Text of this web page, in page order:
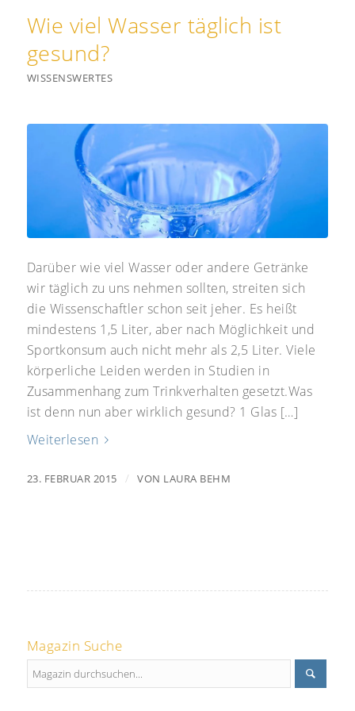
Wie viel Wasser täglich ist
gesund?
WISSENSWERTES
Darüber wie viel Wasser oder andere Getränke
wir täglich zu uns nehmen sollten, streiten sich
die Wissenschaftler schon seit jeher. Es heißt
mindestens 1,5 Liter, aber nach Möglichkeit und
Sportkonsum auch nicht mehr als 2,5 Liter. Viele
körperliche Leiden werden in Studien in
Zusammenhang zum Trinkverhalten gesetzt.Was
ist denn nun aber wirklich gesund? 1 Glas […]
Weiterlesen
23. FEBRUAR 2015 / VON LAURA BEHM
Magazin Suche